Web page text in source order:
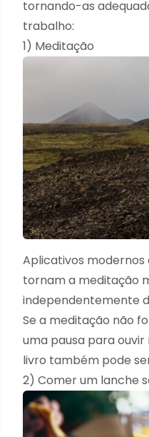
tornando-as
trabalho:
1) Meditação
Aplicativos
tornam a meditação
independentemente
Se a meditação não
uma pausa para
livro também pode
2) Comer um lanche